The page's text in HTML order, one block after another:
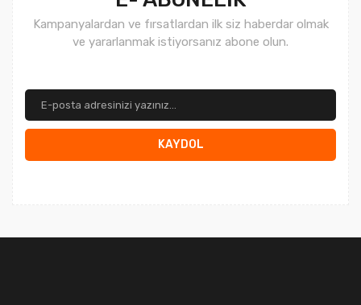
Kampanyalardan ve fırsatlardan ilk siz haberdar olmak
ve yararlanmak istiyorsanız abone olun.
KAYDOL